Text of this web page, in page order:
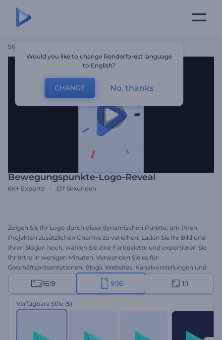
Startseite
Bewegungspunkte-Logo-Reveal
6K+ Exporte 7 Sekunden
Zeigen Sie Ihr Logo durch diese dynamischen Punkte, um Ihren
Projekten zusätzlichen Charme zu verleihen. Laden Sie Ihr Bild und
Ihren Slogan hoch, wählen Sie eine Farbpalette und exportieren Sie
Ihr Intro in wenigen Minuten. Verwenden Sie es für
Geschäftspräsentationen, Blogs, Websites, Kanalvorstellungen und
alle anderen Markenvideos. Starten Sie jetzt durch mit Ihrem
fröhlichen Bewegungspunkte-Logo!
16:9 9:16 1:1
Verfügbare Stile (5)
Would you like to change Renderforest language
to English?
CHANGE No, thanks